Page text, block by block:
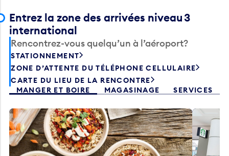
international
Rencontrez-vous quelqu’un à l’aéroport?
STATIONNEMENT
ZONE D’ATTENTE DU TÉLÉPHONE CELLULAIRE
CARTE DU LIEU DE LA RENCONTRE
MANGER ET BOIRE
MAGASINAGE